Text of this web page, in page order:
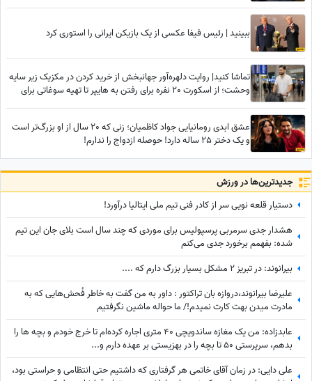
ببینید | رئیس فیفا عکسی از یک بازیکن ایرانی را استوری کرد
تماشا کنید| روایت دلهره‌آور جهانبخش از خرید کردن در مکزیک زیر سایه
وحشت؛ از اسکورت 20 نفره برای رفتن به هایپر تا تهیه سوغاتی برای
عشق ابدی رومانیایی جواد کاظمیان؛ زنی که 20 سال از او بزرگ‌تر است
و یک دختر 25 ساله دارد! حوصله ازدواج را ندارم!
جدید‌ترین‌ها در ورزش
دستیار قلعه نویی سر از کادر فنی تیم ملی ایتالیا درآورد!
هشدار جدی سرمربی پرسپولیس برای موردی که چند سال است بلای جان این تیم
شده: بفهمم برخورد جدی می‌کنم
بیرانوند: در تبریز 2 مشکل بسیار بزرگ دارم که ....
علیرضا بیرانوند،دروازه بان تراکتور : داور به من گفت به خاطر فُحش‌هایی که به
مادرت میدن بهت کارت نمیدم!/ ما حواله ماشین نگرفتیم
عابدزاده: من یک مغازه ساندویچی 40 متری اجاره کرده‌ام تا خرج خودم و بچه ها را
بدهم، سرپرستی 50 تا بچه را در بهزیستی بر عهده دارم و...
علی دایی: در زمان آقای خاتمی هر گرفتاری‌ که داشتیم حتی انتظامی و حراستی بود،